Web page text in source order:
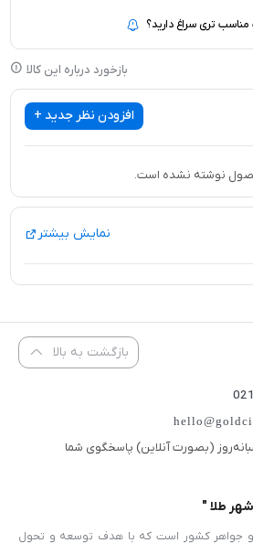
مناسب تری سراغ دارید؟
بازخورد درباره این کالا
افزودن نظر جدید +
نوشته نشده است.
نمایش بیشتر
بازگشت به بالا
، 24 ساعت شبانه‌روز (بصورت آنلاین) پاسخگوی شما
شهر طلا "
و جواهر کشور است که با هدف توسعه و تحول